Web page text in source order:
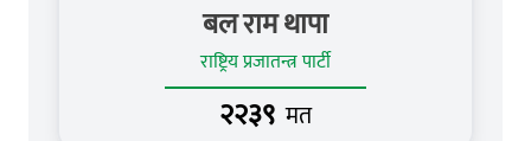
बल राम थापा
राष्ट्रिय प्रजातन्त्र पार्टी
२२३९ मत